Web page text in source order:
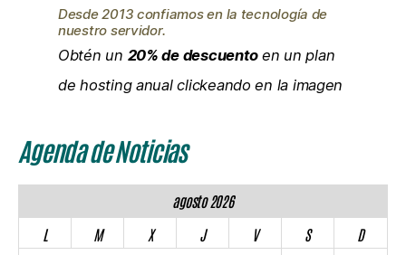
Desde 2013 confiamos en la tecnología de
nuestro servidor.
Obtén un 20% de descuentoen un plan
de hosting anual clickeando en la imagen
Agenda de Noticias
agosto 2026
L
M X J V S
D